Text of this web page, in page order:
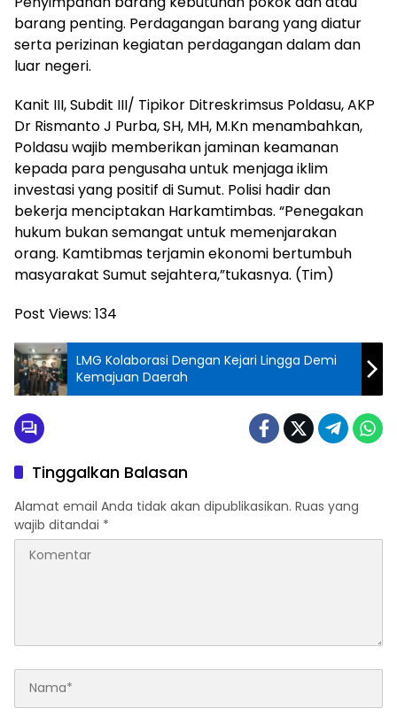
barang penting. Perdagangan barang yang diatur
serta perizinan kegiatan perdagangan dalam dan
luar negeri.
Kanit III, Subdit III/ Tipikor Ditreskrimsus Poldasu, AKP
Dr Rismanto J Purba, SH, MH, M.Kn menambahkan,
Poldasu wajib memberikan jaminan keamanan
kepada para pengusaha untuk menjaga iklim
investasi yang positif di Sumut. Polisi hadir dan
bekerja menciptakan Harkamtimbas. “Penegakan
hukum bukan semangat untuk memenjarakan
orang. Kamtibmas terjamin ekonomi bertumbuh
masyarakat Sumut sejahtera,”tukasnya. (Tim)
Post Views: 134
LMG Kolaborasi Dengan Kejari Lingga Demi
Kemajuan Daerah
Tinggalkan Balasan
Alamat email Anda tidak akan dipublikasikan. Ruas yang
wajib ditandai *